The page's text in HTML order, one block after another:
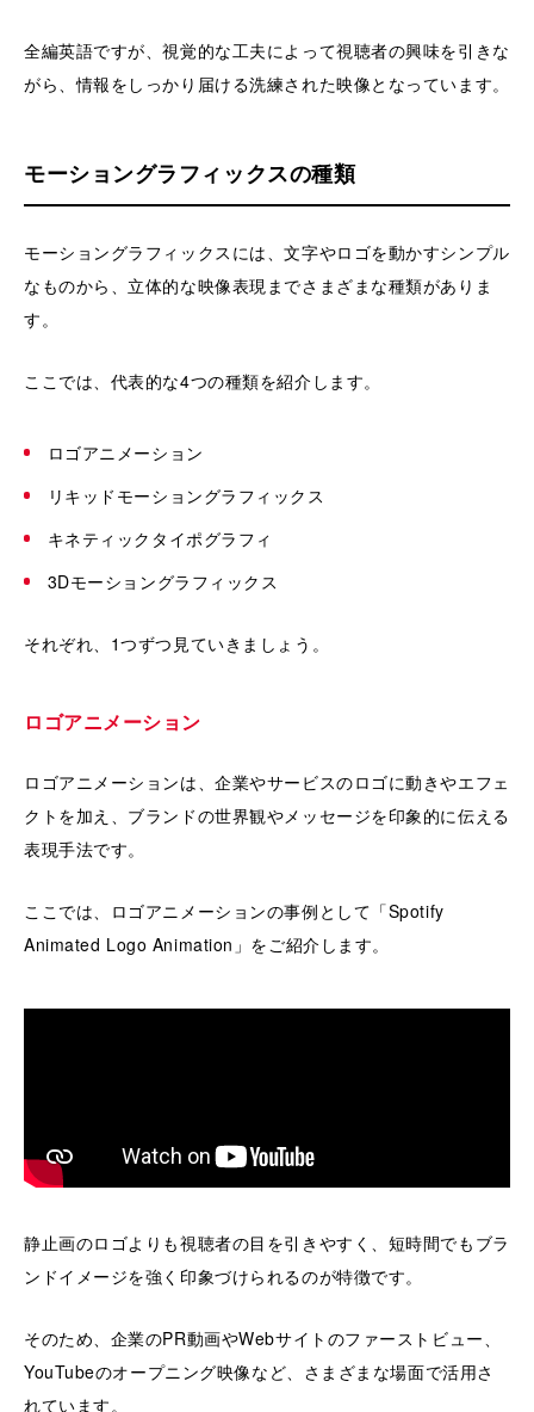
全編英語ですが、視覚的な工夫によって視聴者の興味を引きな
がら、情報をしっかり届ける洗練された映像となっています。
モーショングラフィックスの種類
モーショングラフィックスには、文字やロゴを動かすシンプル
なものから、立体的な映像表現までさまざまな種類がありま
す。
ここでは、代表的な4つの種類を紹介します。
ロゴアニメーション
リキッドモーショングラフィックス
キネティックタイポグラフィ
3Dモーショングラフィックス
それぞれ、1つずつ見ていきましょう。
ロゴアニメーション
ロゴアニメーションは、企業やサービスのロゴに動きやエフェ
クトを加え、ブランドの世界観やメッセージを印象的に伝える
表現手法です。
ここでは、ロゴアニメーションの事例として「Spotify
Animated Logo Animation」をご紹介します。
静止画のロゴよりも視聴者の目を引きやすく、短時間でもブラ
ンドイメージを強く印象づけられるのが特徴です。
そのため、企業のPR動画やWebサイトのファーストビュー、
YouTubeのオープニング映像など、さまざまな場面で活用さ
れています。